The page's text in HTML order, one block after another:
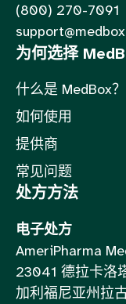
(800) 270-7091
为何选择
什么是 MedBox？
如何使用
提供商
常见问题
处方方法
电子处方
AmeriPharma
23041 德拉卡洛
加利福尼亚州拉